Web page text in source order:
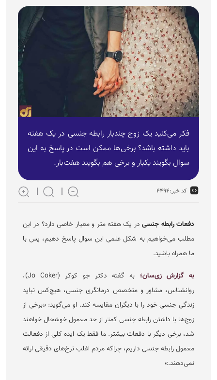
فکر می‌کنید یک زوج چندبار رابطه جنسی در یک هفته
باید داشته باشد؟ برخی‌ها ممکن است در پاسخ به این
سوال بگویند یکبار و برخی هم بگویند هفت‌بار.
کد خبر:۴۴۹۴
دفعات رابطه جنسیدر یک هفته متر و معیار خاصی دارد؟ در این
مطلب می‌خواهیم به شکل علمی این سوال پاسخ دهیم، پس با
ما همراه باشید.
به گزارش زی‌سان؛
به گفته دکتر جو کوکر (Jo Coker)،
روانشناس، مشاور و متخصص درمانگری جنسی، هیچ‌کس نباید
زندگی جنسی خود را با دیگران مقایسه کند. او می‌گوید: «برخی از
زوج‌ها با داشتن رابطه جنسی کمتر از حد معمول خوشحال خواهند
شد، برخی دیگر با دفعات بیشتر. ما فقط یک ایده کلی از دفعالت
معمول رابطه جنسی داریم، چراکه مردم اغلب نرخ‌های دقیقی ارائه
نمی‌دهند.»